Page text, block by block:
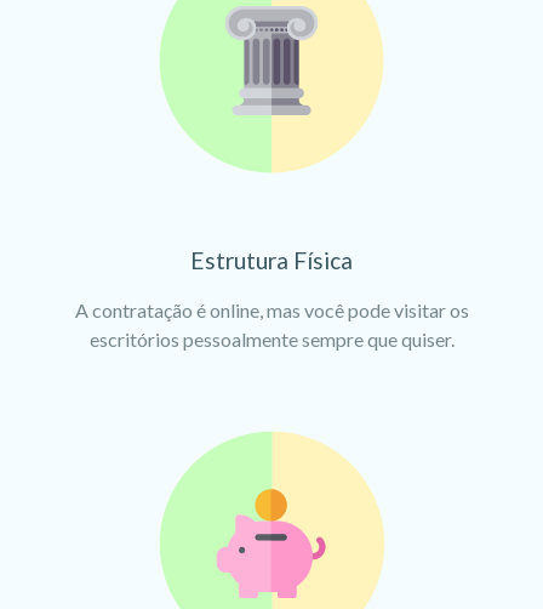
Estrutura Física
A contratação é online, mas você pode visitar os
escritórios pessoalmente sempre que quiser.